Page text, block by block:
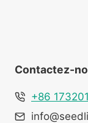
Contactez-
+86